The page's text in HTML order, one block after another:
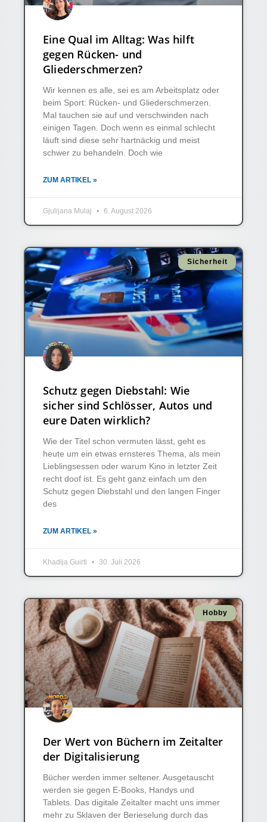
Eine Qual im Alltag: Was hilft
gegen Rücken- und
Gliederschmerzen?
Wir kennen es alle, sei es am Arbeitsplatz oder
beim Sport: Rücken- und Gliederschmerzen.
Mal tauchen sie auf und verschwinden nach
einigen Tagen. Doch wenn es einmal schlecht
läuft sind diese sehr hartnäckig und meist
schwer zu behandeln. Doch wie
ZUM ARTIKEL »
Gjulijana Mulaj 6. August 2026
Sicherheit
Schutz gegen Diebstahl: Wie
sicher sind Schlösser, Autos und
eure Daten wirklich?
Wie der Titel schon vermuten lässt, geht es
heute um ein etwas ernsteres Thema, als mein
Lieblingsessen oder warum Kino in letzter Zeit
recht doof ist. Es geht ganz einfach um den
Schutz gegen Diebstahl und den langen Finger
des
ZUM ARTIKEL »
Khadija Guirti 30. Juli 2026
Hobby
Der Wert von Büchern im Zeitalter
der Digitalisierung
Bücher werden immer seltener. Ausgetauscht
werden sie gegen E-Books, Handys und
Tablets. Das digitale Zeitalter macht uns immer
mehr zu Sklaven der Berieselung durch das